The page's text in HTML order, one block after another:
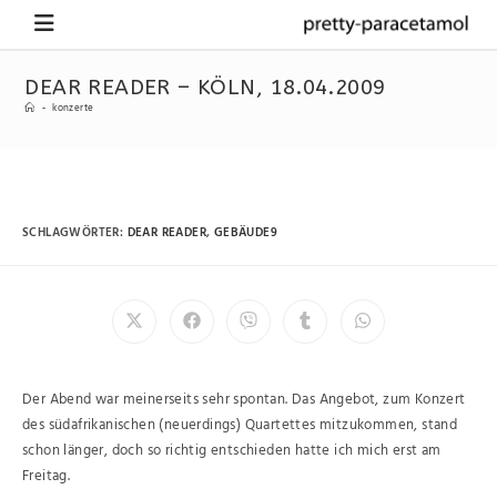
DEAR READER – KÖLN, 18.04.2009
- konzerte
SCHLAGWÖRTER: DEAR READER, GEBÄUDE9
Der Abend war meinerseits sehr spontan. Das Angebot, zum Konzert
des südafrikanischen (neuerdings) Quartettes mitzukommen, stand
schon länger, doch so richtig entschieden hatte ich mich erst am
Freitag.